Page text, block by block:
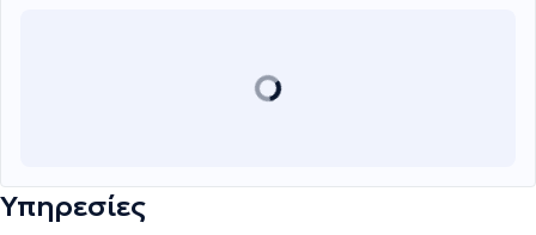
Υπηρεσίες